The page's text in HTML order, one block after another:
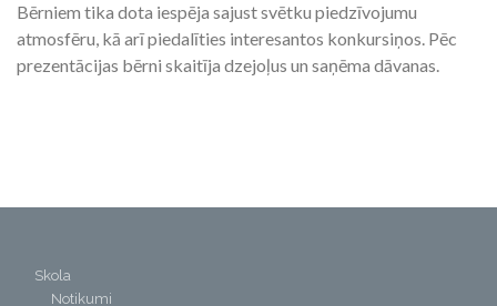
Bērniem tika dota iespēja sajust svētku piedzīvojumu
atmosfēru, kā arī piedalīties interesantos konkursiņos. Pēc
prezentācijas bērni skaitīja dzejoļus un saņēma dāvanas.
Skola
Notikumi